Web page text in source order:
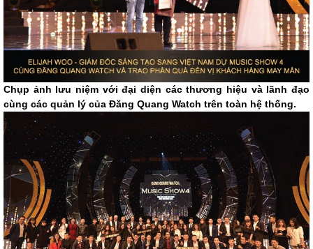
Chụp ảnh lưu niệm với đại diện các thương hiệu và lãnh đạo
cùng các quản lý của Đăng Quang Watch trên toàn hệ thống.